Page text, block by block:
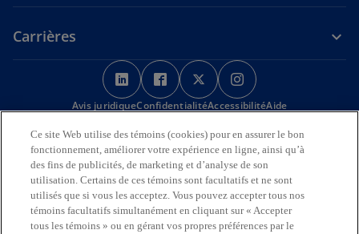
Carrières
s
’
o
v
r
e
d
a
s
’
o
u
v
r
e
d
a
s
’
o
v
r
e
d
a
’
o
v
r
e
d
a
Avis juridiqueConfidentialitéAccessibilitéAide
Nous reconnaissons en toute déférence que les bureaux de KPMG
sur l’Île de la Tortue (Amérique du Nord) sont situés sur les
territoires traditionnels, visés par traité et non cédés des Premières
Nations, des Inuits et des Métis.
© 2026 KPMG s.r.l./S.E.N.C.R.L., société à responsabilité limitée de
l’Ontario et cabinet membre de l’organisation mondiale KPMG de
Ce site Web utilise des témoins (cookies) pour en assurer le bon
fonctionnement, améliorer votre expérience en ligne, ainsi qu’à
des fins de publicités, de marketing et d’analyse de son
utilisation. Certains de ces témoins sont facultatifs et ne sont
utilisés que si vous les acceptez. Vous pouvez accepter tous nos
témoins facultatifs simultanément en cliquant sur « Accepter
tous les témoins » ou en gérant vos propres préférences par le